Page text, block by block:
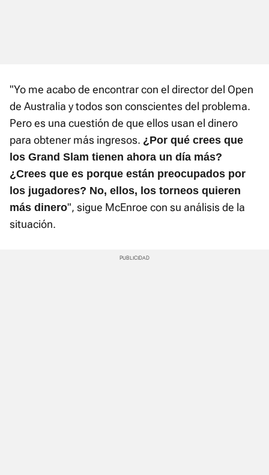
"Yo me acabo de encontrar con el director del Open
de Australia y todos son conscientes del problema.
Pero es una cuestión de que ellos usan el dinero
para obtener más ingresos. ¿Por qué crees que
los Grand Slam tienen ahora un día más?
¿Crees que es porque están preocupados por
los jugadores? No, ellos, los torneos quieren
más dinero", sigue McEnroe con su análisis de la
situación.